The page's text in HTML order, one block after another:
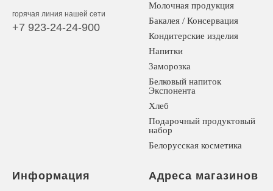
горячая линия нашей сети
+7 923-24-24-900
Молочная продукция
Бакалея / Консервация
Кондитерские изделия
Напитки
Заморозка
Белковый напиток
Экспонента
Хлеб
Подарочный продуктовый
набор
Белорусская косметика
Информация Адреса магазинов